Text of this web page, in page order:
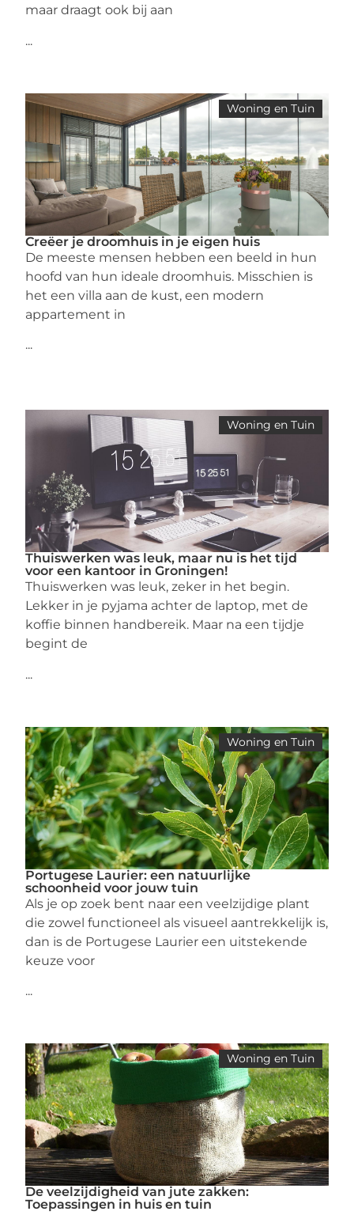
maar draagt ook bij aan
...
Woning en Tuin
Creëer je droomhuis in je eigen huis
De meeste mensen hebben een beeld in hun
hoofd van hun ideale droomhuis. Misschien is
het een villa aan de kust, een modern
appartement in
...
Woning en Tuin
Thuiswerken was leuk, maar nu is het tijd
voor een kantoor in Groningen!
Thuiswerken was leuk, zeker in het begin.
Lekker in je pyjama achter de laptop, met de
koffie binnen handbereik. Maar na een tijdje
begint de
...
Woning en Tuin
Portugese Laurier: een natuurlijke
schoonheid voor jouw tuin
Als je op zoek bent naar een veelzijdige plant
die zowel functioneel als visueel aantrekkelijk is,
dan is de Portugese Laurier een uitstekende
keuze voor
...
Woning en Tuin
De veelzijdigheid van jute zakken:
Toepassingen in huis en tuin